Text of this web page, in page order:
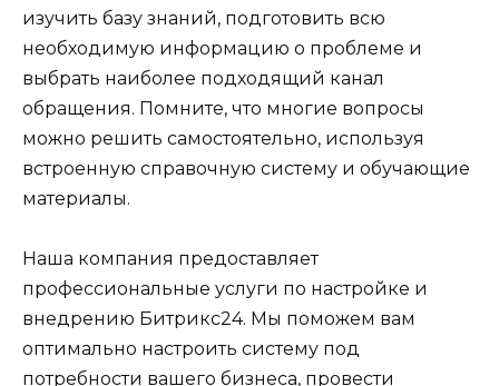
изучить базу знаний, подготовить всю
необходимую информацию о проблеме и
выбрать наиболее подходящий канал
обращения. Помните, что многие вопросы
можно решить самостоятельно, используя
встроенную справочную систему и обучающие
материалы.
Наша компания предоставляет
профессиональные услуги по настройке и
внедрению Битрикс24. Мы поможем вам
оптимально настроить систему под
потребности вашего бизнеса, провести